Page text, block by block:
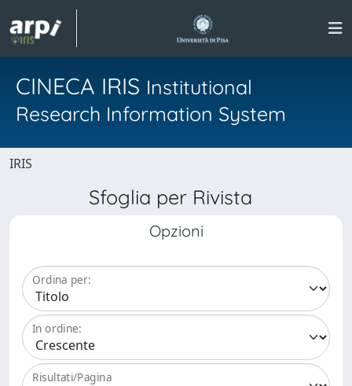
CINECA IRIS Institutional
Research Information System
IRIS
Sfoglia per Rivista
Opzioni
Ordina per:
In ordine:
Risultati/Pagina